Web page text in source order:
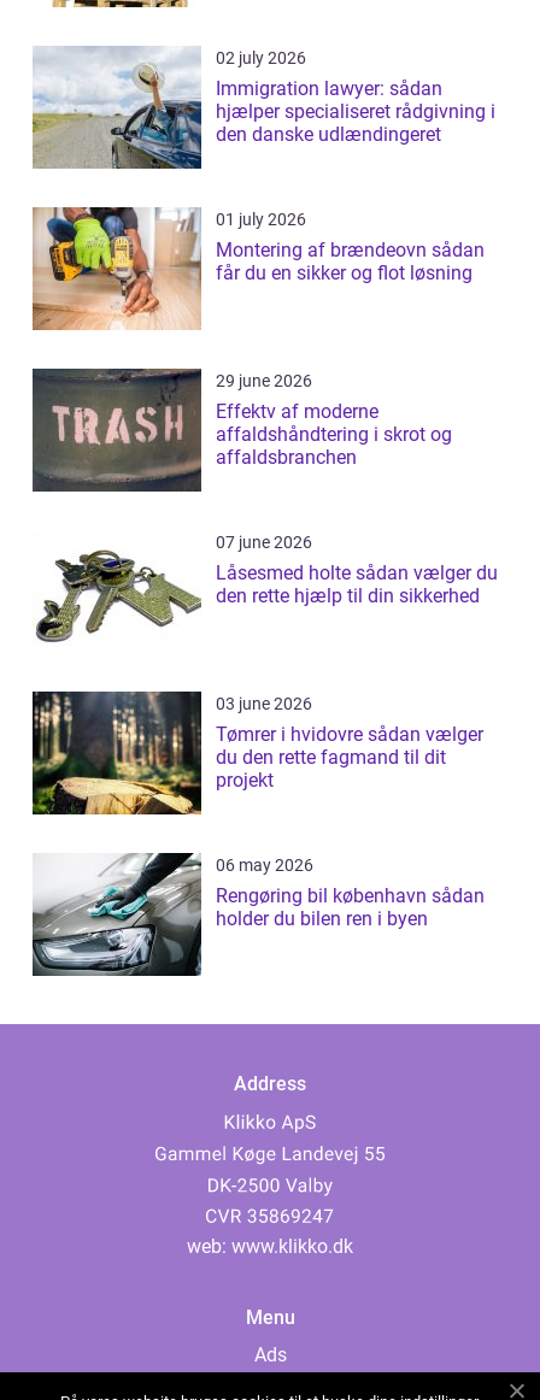
02 july 2026
Immigration lawyer: sådan
hjælper specialiseret rådgivning i
den danske udlændingeret
01 july 2026
Montering af brændeovn sådan
får du en sikker og flot løsning
29 june 2026
Effektv af moderne
affaldshåndtering i skrot og
affaldsbranchen
07 june 2026
Låsesmed holte sådan vælger du
den rette hjælp til din sikkerhed
03 june 2026
Tømrer i hvidovre sådan vælger
du den rette fagmand til dit
projekt
06 may 2026
Rengøring bil københavn sådan
holder du bilen ren i byen
Address
web: www.klikko.dk
Menu
Ads